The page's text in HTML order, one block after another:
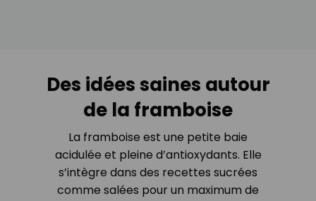
Des idées saines autour
de la framboise
La framboise est une petite baie
acidulée et pleine d’antioxydants. Elle
s’intègre dans des recettes sucrées
comme salées pour un maximum de